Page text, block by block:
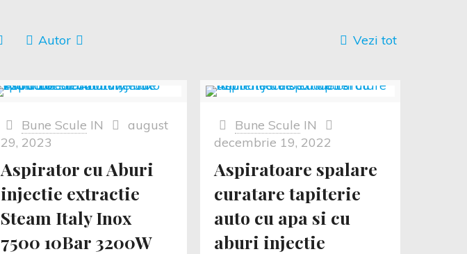
Autor Vezi tot
Bune Scule IN
august
29, 2023
Aspirator cu Aburi
injectie extractie
Steam Italy Inox
7500 10Bar 3200W
Bune Scule IN
decembrie 19, 2022
Aspiratoare spalare
curatare tapiterie
auto cu apa si cu
aburi injectie